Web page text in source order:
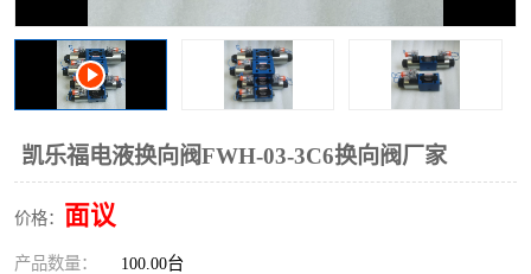
凯乐福电液换向阀FWH-03-3C6换向阀厂家
价格： 面议
产品数量： 100.00台